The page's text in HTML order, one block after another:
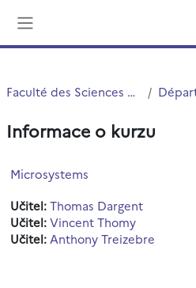
Faculté des Sciences et Technologies (FST)
Informace o kurzu
Microsystems
Učitel:Thomas Dargent
Učitel:Vincent Thomy
Učitel: Anthony Treizebre